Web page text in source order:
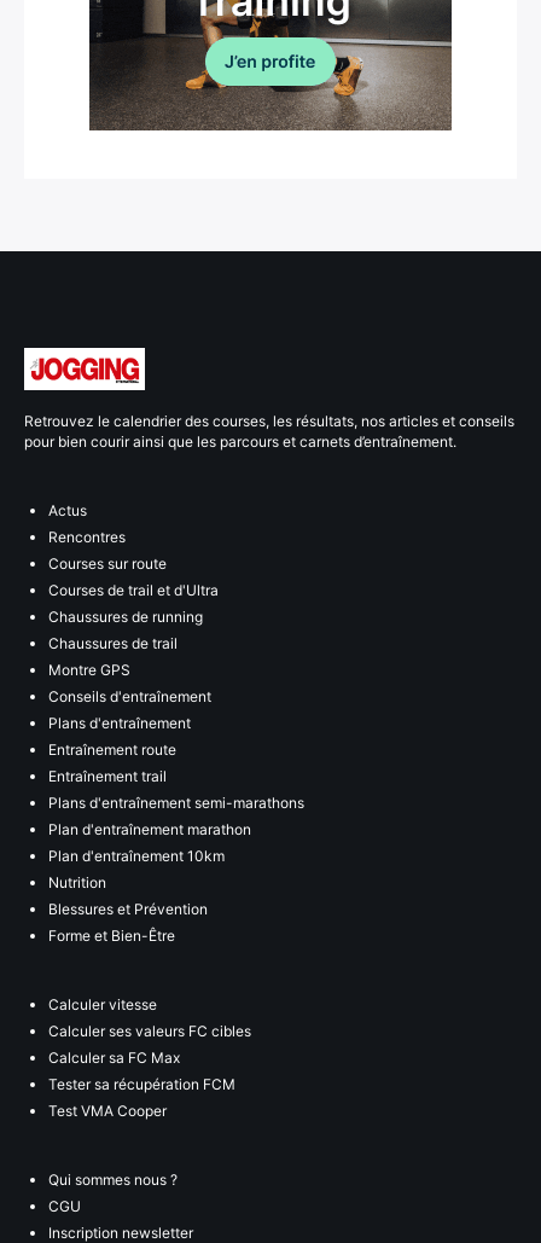
Retrouvez le calendrier des courses, les résultats, nos articles et conseils
pour bien courir ainsi que les parcours et carnets d’entraînement.
Actus
Rencontres
Courses sur route
Courses de trail et d'Ultra
Chaussures de running
Chaussures de trail
Montre GPS
Conseils d'entraînement
Plans d'entraînement
Entraînement route
Entraînement trail
Plans d'entraînement semi-marathons
Plan d'entraînement marathon
Plan d'entraînement 10km
Nutrition
Blessures et Prévention
Forme et Bien-Être
Calculer vitesse
Calculer ses valeurs FC cibles
Calculer sa FC Max
Tester sa récupération FCM
Test VMA Cooper
Qui sommes nous ?
CGU
Inscription newsletter